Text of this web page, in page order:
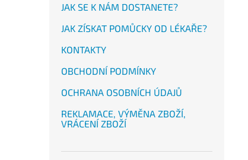
JAK SE K NÁM DOSTANETE?
JAK ZÍSKAT POMŮCKY OD LÉKAŘE?
KONTAKTY
OBCHODNÍ PODMÍNKY
OCHRANA OSOBNÍCH ÚDAJŮ
REKLAMACE, VÝMĚNA ZBOŽÍ,
VRÁCENÍ ZBOŽÍ